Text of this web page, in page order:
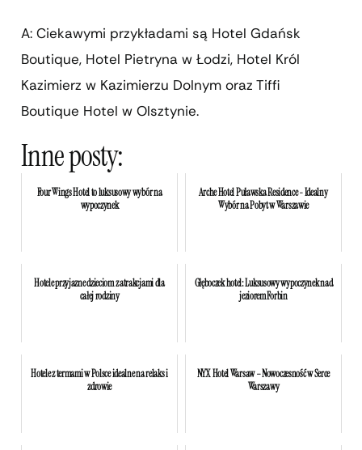
A: Ciekawymi przykładami są Hotel Gdańsk
Boutique, Hotel Pietryna w Łodzi, Hotel Król
Kazimierz w Kazimierzu Dolnym oraz Tiffi
Boutique Hotel w Olsztynie.
Inne posty:
Four Wings Hotel to luksusowy wybór na
wypoczynek
Arche Hotel Puławska Residence - Idealny
Wybór na Pobyt w Warszawie
Hotele przyjazne dzieciom z atrakcjami dla
całej rodziny
Głęboczek hotel: Luksusowy wypoczynek nad
jeziorem Forbin
Hotele z termami w Polsce idealne na relaks i
zdrowie
NYX Hotel Warsaw – Nowoczesność w Serce
Warszawy